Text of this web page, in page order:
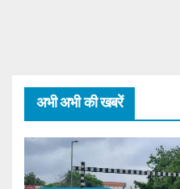
अभी अभी की खबरें